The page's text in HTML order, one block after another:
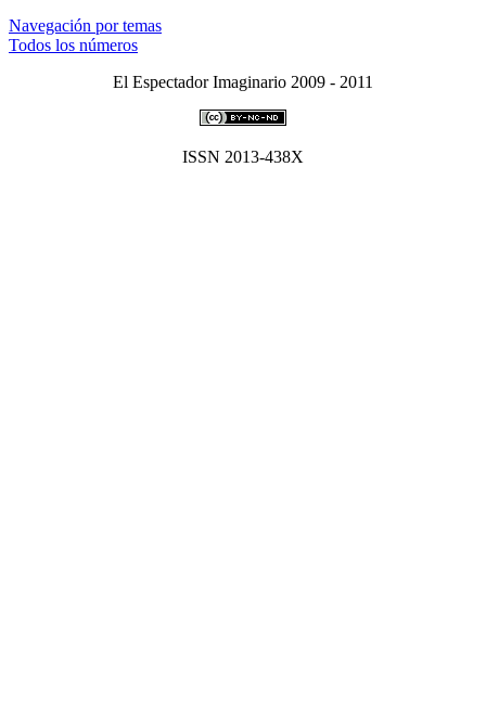
Navegación por temas
Todos los números
El Espectador Imaginario 2009 - 2011
ISSN 2013-438X